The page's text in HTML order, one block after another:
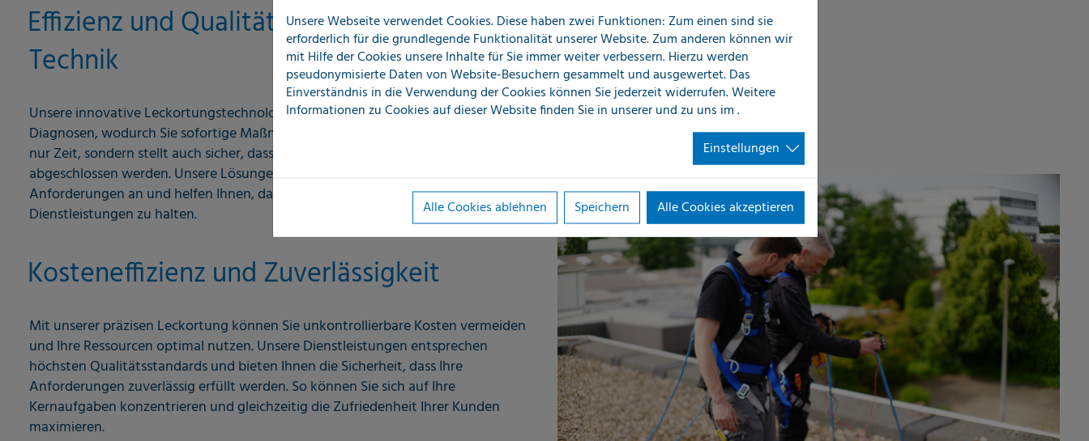
Effizienz und Qualität durch modernste
Technik
Unsere innovative Leckortungstechnologie ermöglicht schnelle und präzise
Diagnosen, wodurch Sie sofortige Maßnahmen ergreifen können. Dies spart nicht
nur Zeit, sondern stellt auch sicher, dass Ihre Schadensfälle termingerecht
abgeschlossen werden. Unsere Lösungen passen sich flexibel Ihren spezifischen
Anforderungen an und helfen Ihnen, das hohe Qualitätsniveau Ihrer
Dienstleistungen zu halten.
Kosteneffizienz und Zuverlässigkeit
Mit unserer präzisen Leckortung können Sie unkontrollierbare Kosten vermeiden
und Ihre Ressourcen optimal nutzen. Unsere Dienstleistungen entsprechen
höchsten Qualitätsstandards und bieten Ihnen die Sicherheit, dass Ihre
Anforderungen zuverlässig erfüllt werden. So können Sie sich auf Ihre
Kernaufgaben konzentrieren und gleichzeitig die Zufriedenheit Ihrer Kunden
maximieren.
Unsere Webseite verwendet Cookies. Diese haben zwei Funktionen: Zum einen sind sie
erforderlich für die grundlegende Funktionalität unserer Website. Zum anderen können wir
mit Hilfe der Cookies unsere Inhalte für Sie immer weiter verbessern. Hierzu werden
pseudonymisierte Daten von Website-Besuchern gesammelt und ausgewertet. Das
Einverständnis in die Verwendung der Cookies können Sie jederzeit widerrufen. Weitere
Informationen zu Cookies auf dieser Website finden Sie in unsererund zu uns im.
Einstellungen
Alle Cookies ablehnen Speichern Alle Cookies akzeptieren